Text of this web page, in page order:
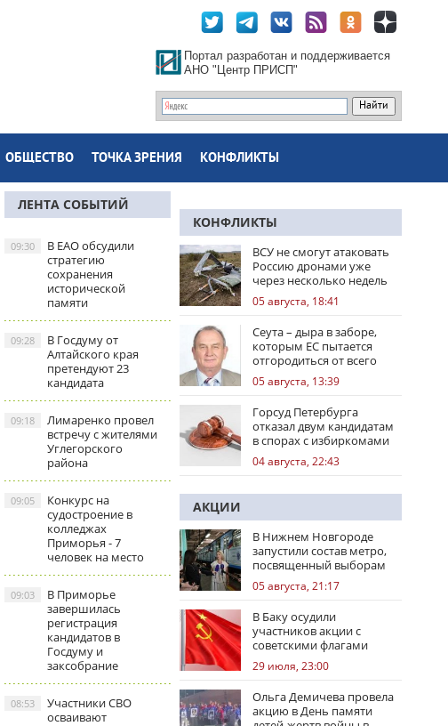
Портал разработан и поддерживается
АНО "Центр ПРИСП"
ОБЩЕСТВО ТОЧКА ЗРЕНИЯ КОНФЛИКТЫ
ЛЕНТА СОБЫТИЙ
В ЕАО обсудили
стратегию
сохранения
исторической
памяти
09:30
В Госдуму от
Алтайского края
претендуют 23
кандидата
09:28
Лимаренко провел
встречу с жителями
Углегорского
района
09:18
Конкурс на
судостроение в
колледжах
Приморья - 7
человек на место
09:05
В Приморье
завершилась
регистрация
кандидатов в
Госдуму и
заксобрание
09:03
Участники СВО
осваивают
08:53
КОНФЛИКТЫ
ВСУ не смогут атаковать
Россию дронами уже
через несколько недель
05 августа, 18:41
Сеута – дыра в заборе,
которым ЕС пытается
отгородиться от всего
мира
05 августа, 13:39
Горсуд Петербурга
отказал двум кандидатам
в спорах с избиркомами
04 августа, 22:43
АКЦИИ
В Нижнем Новгороде
запустили состав метро,
посвященный выборам
05 августа, 21:17
В Баку осудили
участников акции с
советскими флагами
29 июля, 23:00
Ольга Демичева провела
акцию в День памяти